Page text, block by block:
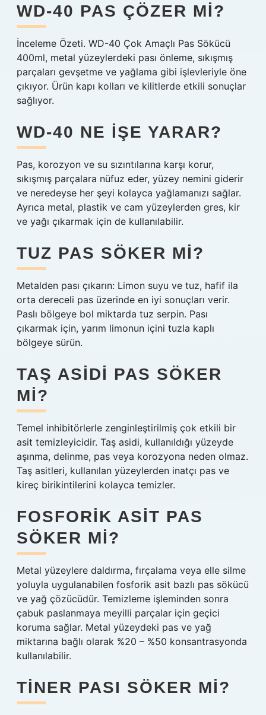
WD-40 PAS ÇÖZER MI?
İnceleme Özeti. WD-40 Çok Amaçlı Pas Sökücü
400ml, metal yüzeylerdeki pası önleme, sıkışmış
parçaları gevşetme ve yağlama gibi işlevleriyle öne
çıkıyor. Ürün kapı kolları ve kilitlerde etkili sonuçlar
sağlıyor.
WD-40 NE IŞE YARAR?
Pas, korozyon ve su sızıntılarına karşı korur,
sıkışmış parçalara nüfuz eder, yüzey nemini giderir
ve neredeyse her şeyi kolayca yağlamanızı sağlar.
Ayrıca metal, plastik ve cam yüzeylerden gres, kir
ve yağı çıkarmak için de kullanılabilir.
TUZ PAS SÖKER MI?
Metalden pası çıkarın: Limon suyu ve tuz, hafif ila
orta dereceli pas üzerinde en iyi sonuçları verir.
Paslı bölgeye bol miktarda tuz serpin. Pası
çıkarmak için, yarım limonun içini tuzla kaplı
bölgeye sürün.
TAŞ ASIDI PAS SÖKER
MI?
Temel inhibitörlerle zenginleştirilmiş çok etkili bir
asit temizleyicidir. Taş asidi, kullanıldığı yüzeyde
aşınma, delinme, pas veya korozyona neden olmaz.
Taş asitleri, kullanılan yüzeylerden inatçı pas ve
kireç birikintilerini kolayca temizler.
FOSFORIK ASIT PAS
SÖKER MI?
Metal yüzeylere daldırma, fırçalama veya elle silme
yoluyla uygulanabilen fosforik asit bazlı pas sökücü
ve yağ çözücüdür. Temizleme işleminden sonra
çabuk paslanmaya meyilli parçalar için geçici
koruma sağlar. Metal yüzeydeki pas ve yağ
miktarına bağlı olarak %20 – %50 konsantrasyonda
kullanılabilir.
TINER PASI SÖKER MI?